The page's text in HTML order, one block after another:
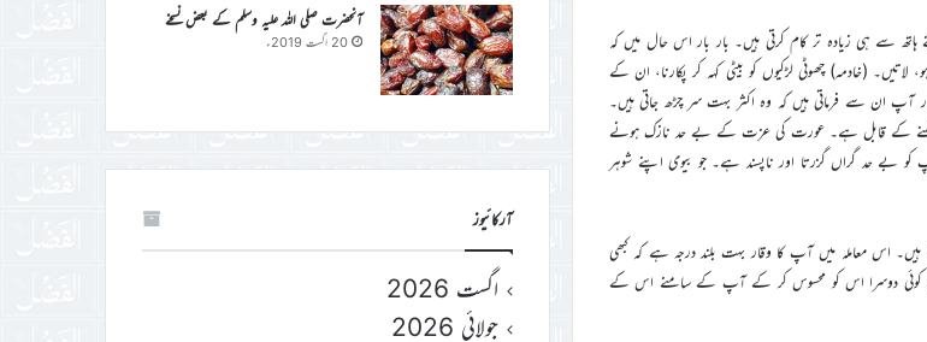
سے ہی زیادہ تر کام کرتی ہیں۔ بار بار اس حال میں کہ
(خادمہ) چھوٹی لڑکیوں کو بیٹی کہہ کر پکارنا، ان کے
آپ ان سے فرماتی ہیں کہ وہ اکثر بہت سر چڑھ جاتی ہیں۔
کے قابل ہے۔ عورت کی عزت کے بے حد نازک ہونے
بے حد گراں گزرتا اور ناپسند ہے۔ جو بیوی اپنے شوہر
ہیں۔ اس معاملہ میں آپ کا وقار بہت بلند درجہ ہے کہ کبھی
ہیں کہ کوئی دوسرا اس کو محسوس کر کے آپ کے سامنے اس کے
آنحضرت صلی اللہ علیہ وسلم کے بعض نسخے
20 اگست 2019ء
آرکائیوز
اگست 2026
جولائی 2026